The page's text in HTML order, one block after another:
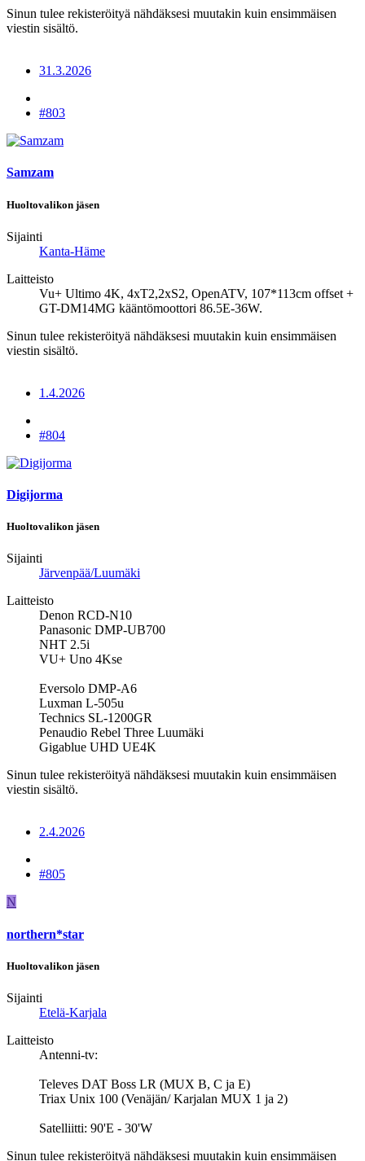
Sinun tulee rekisteröityä nähdäksesi muutakin kuin ensimmäisen
viestin sisältö.
31.3.2026
#803
Samzam
Huoltovalikon jäsen
Sijainti
Kanta-Häme
Laitteisto
Vu+ Ultimo 4K, 4xT2,2xS2, OpenATV, 107*113cm offset +
GT-DM14MG kääntömoottori 86.5E-36W.
Sinun tulee rekisteröityä nähdäksesi muutakin kuin ensimmäisen
viestin sisältö.
1.4.2026
#804
Digijorma
Huoltovalikon jäsen
Sijainti
Järvenpää/Luumäki
Laitteisto
Denon RCD-N10
Panasonic DMP-UB700
NHT 2.5i
VU+ Uno 4Kse
Eversolo DMP-A6
Luxman L-505u
Technics SL-1200GR
Penaudio Rebel Three Luumäki
Gigablue UHD UE4K
Sinun tulee rekisteröityä nähdäksesi muutakin kuin ensimmäisen
viestin sisältö.
2.4.2026
#805
N
northern*star
Huoltovalikon jäsen
Sijainti
Etelä-Karjala
Laitteisto
Antenni-tv:
Televes DAT Boss LR (MUX B, C ja E)
Triax Unix 100 (Venäjän/ Karjalan MUX 1 ja 2)
Satelliitti: 90'E - 30'W
Sinun tulee rekisteröityä nähdäksesi muutakin kuin ensimmäisen